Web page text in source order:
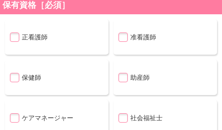
保有資格［必須］
正看護師 准看護師
保健師 助産師
ケアマネージャー 社会福祉士